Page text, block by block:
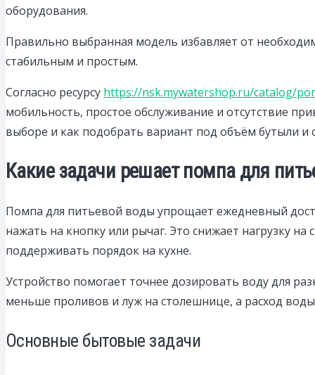
оборудования.
Правильно выбранная модель избавляет от
стабильным и простым.
Согласно ресурсу https://nsk.mywatershop.ru/catalog/
мобильность, простое обслуживание и отсутствие
выборе и как подобрать вариант под объём бутыли и
Какие задачи решает помпа для
Помпа для питьевой воды упрощает ежедневный
нажать на кнопку или рычаг. Это снижает нагрузку
поддерживать порядок на кухне.
Устройство помогает точнее дозировать воду для
меньше проливов и луж на столешнице, а расход
Основные бытовые задачи